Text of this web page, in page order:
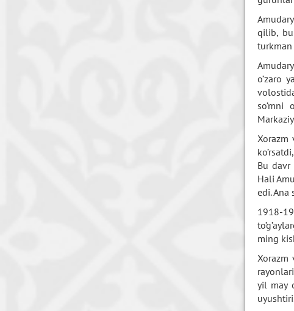
qilib, bu
o’zaro
so’mni
Xorazm
Bu
Hali
edi.
1918-
ming
Xorazm
yil may